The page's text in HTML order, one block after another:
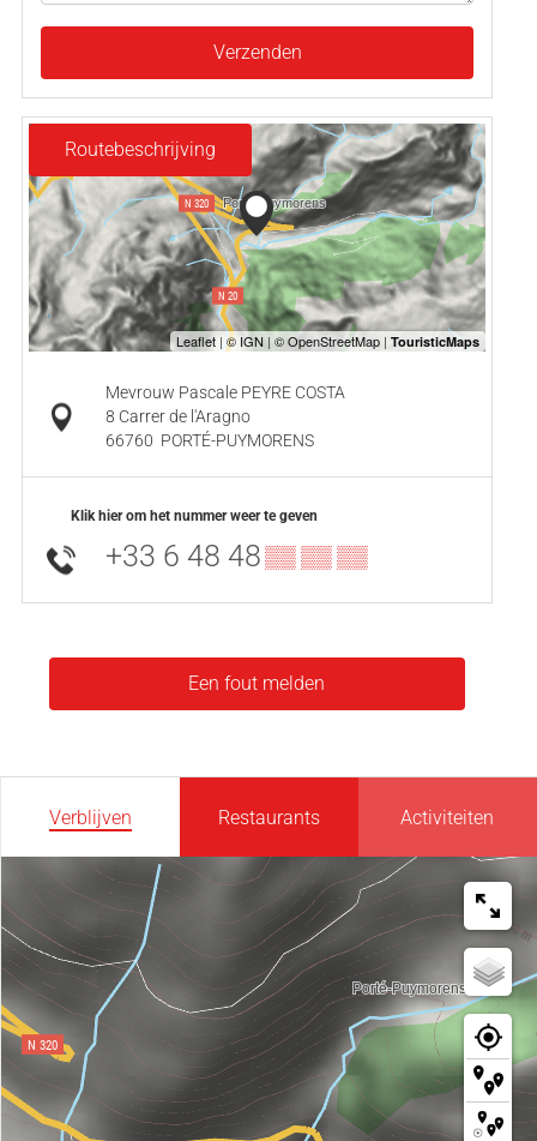
Verzenden
Routebeschrijving
Mevrouw Pascale PEYRE COSTA
8 Carrer de l'Aragno
66760 PORTÉ-PUYMORENS
Klik hier om het nummer weer te geven
+33 6 48 48▒▒ ▒▒ ▒▒
Een fout melden
Verblijven Restaurants Activiteiten